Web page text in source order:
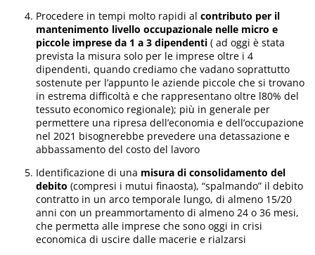
Procedere in tempi molto rapidi alcontributo per il
mantenimento livello occupazionale nelle micro e
piccole imprese da 1 a 3 dipendenti ( ad oggi è stata
prevista la misura solo per le imprese oltre i 4
dipendenti, quando crediamo che vadano soprattutto
sostenute per l’appunto le aziende piccole che si trovano
in estrema difficoltà e che rappresentano oltre l80% del
tessuto economico regionale); più in generale per
permettere una ripresa dell’economia e dell’occupazione
nel 2021 bisognerebbe prevedere una detassazione e
abbassamento del costo del lavoro
Identificazione di una misura di consolidamento del
debito (compresi i mutui finaosta), “spalmando” il debito
contratto in un arco temporale lungo, di almeno 15/20
anni con un preammortamento di almeno 24 o 36 mesi,
che permetta alle imprese che sono oggi in crisi
economica di uscire dalle macerie e rialzarsi